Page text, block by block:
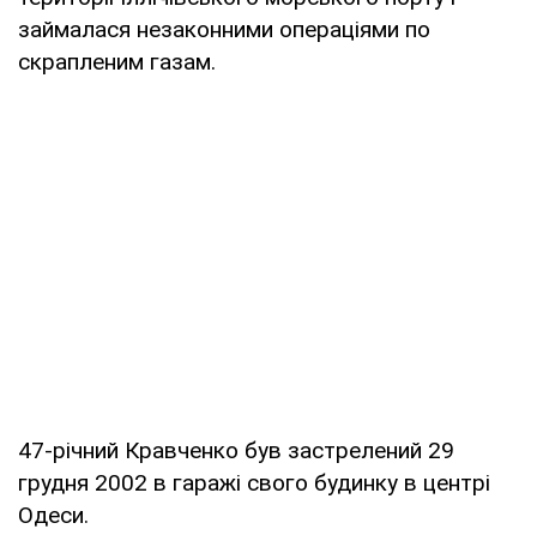
займалася незаконними операціями по
скрапленим газам.
47-річний Кравченко був застрелений 29
грудня 2002 в гаражі свого будинку в центрі
Одеси.